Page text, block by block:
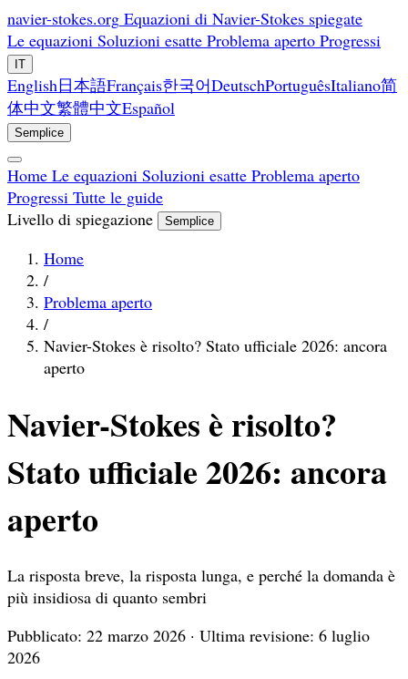
navier-stokes.org Equazioni di Navier-Stokes spiegate
Le equazioni Soluzioni esatte Problema aperto Progressi
IT
English日本語Français한국어DeutschPortuguêsItaliano简
体中文繁體中文Español
Semplice
Home Le equazioni Soluzioni esatte Problema aperto
Progressi Tutte le guide
Livello di spiegazione
Semplice
Home
/
Problema aperto
/
Navier-Stokes è risolto? Stato ufficiale 2026: ancora
aperto
Navier-Stokes è risolto?
Stato ufficiale 2026: ancora
aperto
La risposta breve, la risposta lunga, e perché la domanda è
più insidiosa di quanto sembri
Pubblicato: 22 marzo 2026 · Ultima revisione: 6 luglio
2026